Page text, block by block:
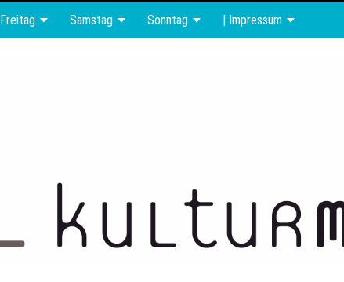
Freitag Samstag Sonntag | Impressum